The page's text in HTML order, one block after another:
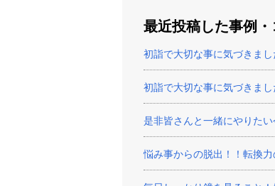
最近投稿した事例
初詣で大切な事に気づきま
初詣で大切な事に気づきまし
是非皆さんと一緒にやりた
悩み事からの脱出！！転換